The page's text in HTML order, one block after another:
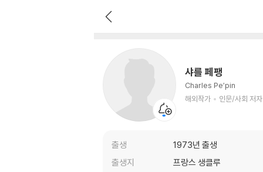
샤를 페팽
Charles Pe′pin
해외작가
인문/사회 저자
출생
1973년 출생
출생지
프랑스 생클루